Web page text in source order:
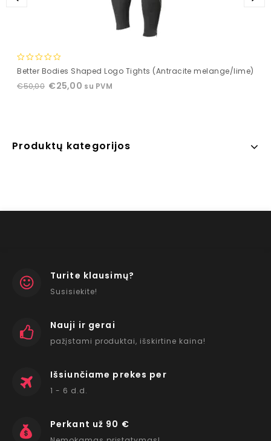
0
of
Better Bodies Shaped Logo Tights (Antracite melange/lime)
€50,00 €25,00 su PVM
Produktų kategorijos
Turite klausimų?
Susisiekite!
Nauji ir gerai
pažįstami produktai, išskirtine kaina!
Išsiunčiame prekes per
1 - 6 d.d.
Perkant už 90 €